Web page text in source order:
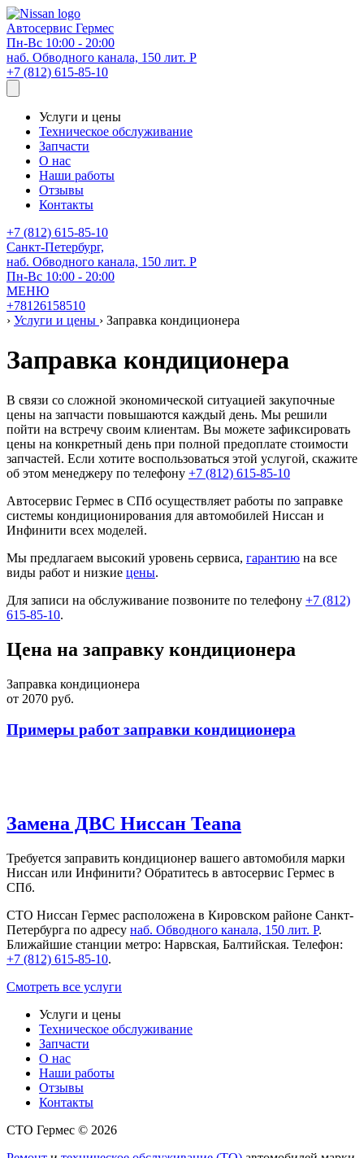
Автосервис Гермес
Пн-Вс 10:00 - 20:00
наб. Обводного канала, 150 лит. Р
+7 (812) 615-85-10
Услуги и цены
Техническое обслуживание
Запчасти
О нас
Наши работы
Отзывы
Контакты
+7 (812) 615-85-10
Санкт-Петербург,
наб. Обводного канала, 150 лит. Р
Пн-Вс 10:00 - 20:00
МЕНЮ
+78126158510
› Услуги и цены › Заправка кондиционера
Заправка кондиционера
В связи со сложной экономической ситуацией закупочные
цены на запчасти повышаются каждый день. Мы решили
пойти на встречу своим клиентам. Вы можете зафиксировать
цены на конкретный день при полной предоплате стоимости
запчастей. Если хотите воспользоваться этой услугой, скажите
об этом менеджеру по телефону +7 (812) 615-85-10
Автосервис Гермес в СПб осуществляет работы по заправке
системы кондиционирования для автомобилей Ниссан и
Инфинити всех моделей.
Мы предлагаем высокий уровень сервиса, гарантию на все
виды работ и низкие цены.
Для записи на обслуживание позвоните по телефону +7 (812)
615-85-10.
Цена на заправку кондиционера
Заправка кондиционера
от 2070 руб.
Примеры работ заправки кондиционера
Замена ДВС Ниссан Teana
Требуется заправить кондиционер вашего автомобиля марки
Ниссан или Инфинити? Обратитесь в автосервис Гермес в
СПб.
СТО Ниссан Гермес расположена в Кировском районе Санкт-
Петербурга по адресу наб. Обводного канала, 150 лит. Р.
Ближайшие станции метро: Нарвская, Балтийская. Телефон:
+7 (812) 615-85-10.
Смотреть все услуги
Услуги и цены
Техническое обслуживание
Запчасти
О нас
Наши работы
Отзывы
Контакты
СТО Гермес © 2026